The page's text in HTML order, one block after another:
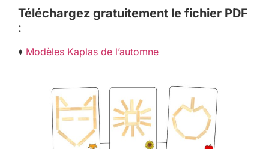
Téléchargez gratuitement le fichier PDF
:
♦ Modèles Kaplas de l’automne